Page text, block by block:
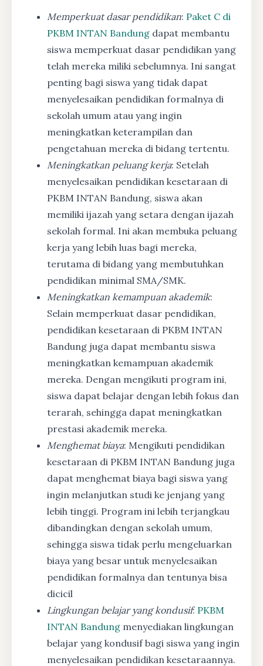
Memperkuat dasar pendidikan: Paket C di
PKBM INTAN Bandung dapat membantu
siswa memperkuat dasar pendidikan yang
telah mereka miliki sebelumnya. Ini sangat
penting bagi siswa yang tidak dapat
menyelesaikan pendidikan formalnya di
sekolah umum atau yang ingin
meningkatkan keterampilan dan
pengetahuan mereka di bidang tertentu.
Meningkatkan peluang kerja: Setelah
menyelesaikan pendidikan kesetaraan di
PKBM INTAN Bandung, siswa akan
memiliki ijazah yang setara dengan ijazah
sekolah formal. Ini akan membuka peluang
kerja yang lebih luas bagi mereka,
terutama di bidang yang membutuhkan
pendidikan minimal SMA/SMK.
Meningkatkan kemampuan akademik:
Selain memperkuat dasar pendidikan,
pendidikan kesetaraan di PKBM INTAN
Bandung juga dapat membantu siswa
meningkatkan kemampuan akademik
mereka. Dengan mengikuti program ini,
siswa dapat belajar dengan lebih fokus dan
terarah, sehingga dapat meningkatkan
prestasi akademik mereka.
Menghemat biaya: Mengikuti pendidikan
kesetaraan di PKBM INTAN Bandung juga
dapat menghemat biaya bagi siswa yang
ingin melanjutkan studi ke jenjang yang
lebih tinggi. Program ini lebih terjangkau
dibandingkan dengan sekolah umum,
sehingga siswa tidak perlu mengeluarkan
biaya yang besar untuk menyelesaikan
pendidikan formalnya dan tentunya bisa
dicicil
Lingkungan belajar yang kondusif: PKBM
INTAN Bandung menyediakan lingkungan
belajar yang kondusif bagi siswa yang ingin
menyelesaikan pendidikan kesetaraannya.